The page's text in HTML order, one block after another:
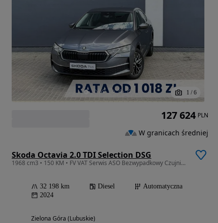
1 / 6
Skoda Octavia 2.0 TDI Selection DSG
1968 cm3 • 150 KM • FV VAT Serwis ASO Bezwypadkowy Czujniki parkowania Gwarancja
32 198 km Diesel
Automatyczna
2024
Zielona Góra (Lubuskie)
127 624 PLN
W granicach średniej